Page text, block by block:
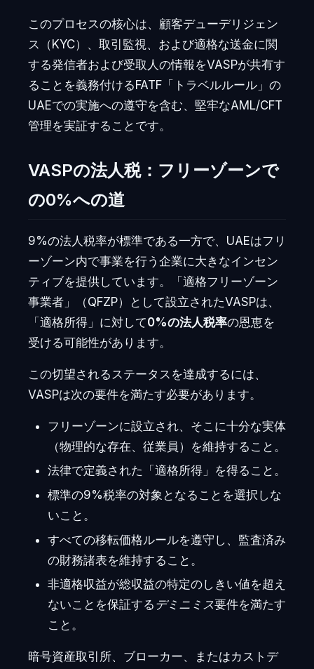
このプロセスの核心は、顧客デューデリジェン
ス（KYC）、取引監視、および適格な送金に関
する発信者および受取人の情報をVASPが共有す
ることを義務付けるFATF「トラベルルール」の
UAEでの実施への遵守を含む、堅牢なAML/CFT
管理を実証することです。
VASPの法人税：フリーゾーンで
の0%への道
9%の法人税率が標準である一方で、UAEはフリ
ーゾーン内で事業を行う企業に大きなインセン
ティブを提供しています。「適格フリーゾーン
事業者」（QFZP）として設立されたVASPは、
「適格所得」に対して0%の法人税率の恩恵を
受ける可能性があります。
この切望されるステータスを達成するには、
VASPは次の要件を満たす必要があります。
フリーゾーンに設立され、そこに十分な実体
（物理的な存在、従業員）を維持すること。
法律で定義された「適格所得」を得ること。
標準の9%税率の対象となることを選択しな
いこと。
すべての移転価格ルールを遵守し、監査済み
の財務諸表を維持すること。
非適格収益が総収益の特定のしきい値を超え
ないことを保証する デミニミス要件を満たす
こと。
暗号資産取引所、ブローカー、またはカストデ